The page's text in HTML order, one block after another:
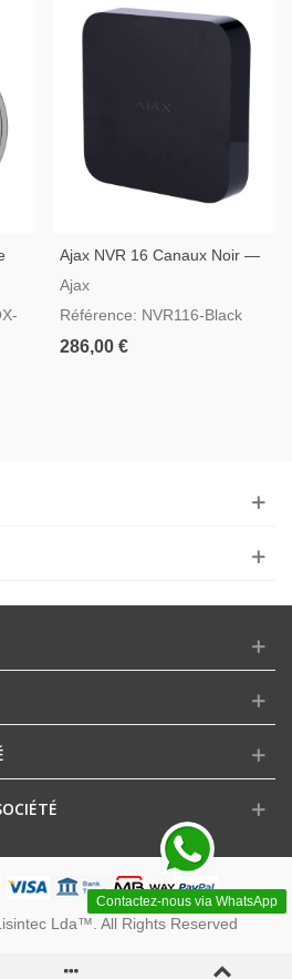
Ajax NVR 16 Canaux Noir —
Enregistreur Vidéo IP
Ajax
Référence: NVR116-Black
286,00 €
Contactez-nous via WhatsApp
Lda™. All Rights Reserved